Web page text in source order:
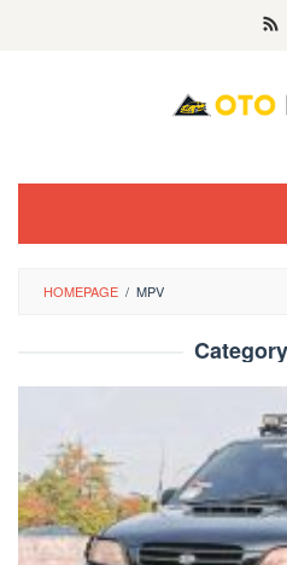
HOMEPAGE / MPV